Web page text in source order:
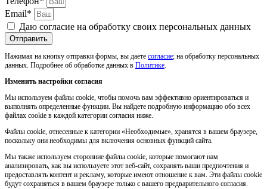
Email*
Даю согласие на обработку своих персональных данных
Отправить
Нажимая на кнопку отправки формы, вы даете согласие; на обработку персональных
данных. Подробнее об обработке данных в Политике.
Изменить настройки согласия
Мы используем файлы cookie, чтобы помочь вам эффективно ориентироваться и
выполнять определенные функции. Вы найдете подробную информацию обо всех
файлах cookie в каждой категории согласия ниже.
Файлы cookie, отнесенные к категории «Необходимые», хранятся в вашем браузере,
поскольку они необходимы для включения основных функций сайта.
Мы также используем сторонние файлы cookie, которые помогают нам
анализировать, как вы используете этот веб-сайт, сохранять ваши предпочтения и
предоставлять контент и рекламу, которые имеют отношение к вам. Эти файлы cookie
будут сохраняться в вашем браузере только с вашего предварительного согласия.